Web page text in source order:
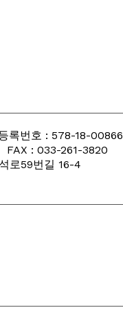
번호 : 578-18-00866
: 033-261-3820
로59번길 16-4